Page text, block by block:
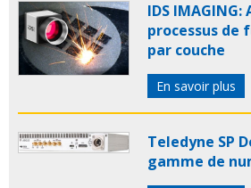
IDS
processus de
par couche
En savoir plus
Teledyne SP
gamme de